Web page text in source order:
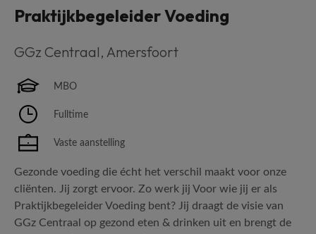
Praktijkbegeleider Voeding
GGz Centraal, Amersfoort
MBO
Fulltime
Vaste aanstelling
Gezonde voeding die écht het verschil maakt voor onze
cliënten. Jij zorgt ervoor. Zo werk jij Voor wie jij er als
Praktijkbegeleider Voeding bent? Jij draagt de visie van
GGz Centraal op gezond eten & drinken uit en brengt de